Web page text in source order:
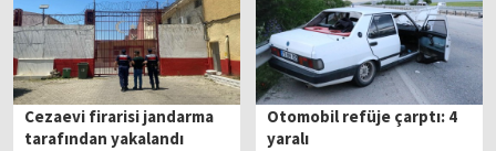
Cezaevi firarisi jandarma
tarafından yakalandı
Otomobil refüje çarptı: 4
yaralı